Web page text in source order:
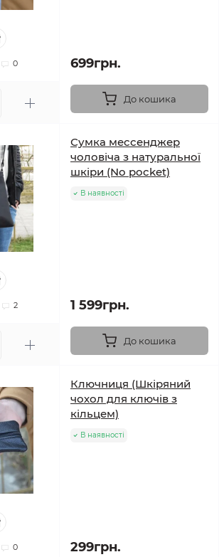
0 699грн.
До кошика
2
Сумка мессенджер
чоловіча з натуральної
шкіри (No pocket)
В наявності
1 599грн.
До кошика
0
Ключниця (Шкіряний
чохол для ключів з
кільцем)
В наявності
299грн.